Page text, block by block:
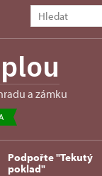
a zámku
Podpořte "Tekutý
poklad"